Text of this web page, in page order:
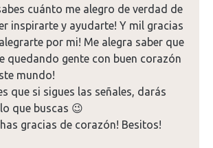
cuánto me alegro de verdad de
inspirarte y ayudarte! Y mil gracias
por mi! Me alegra saber que
quedando gente con buen corazón
mundo!
que si sigues las señales, darás
que buscas 😉
gracias de corazón! Besitos!